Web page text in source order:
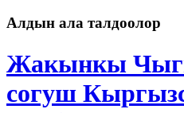
Алдын ала талдоолор
Жакынкы
согуш